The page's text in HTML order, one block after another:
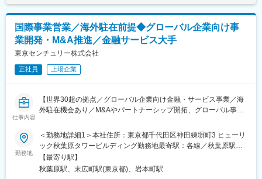
査業務にも従事することで、信用リスク管理の全体像を把握し、
審査部門の重要な意思決定に参画。
・企画・立案に関するスキルを活用し、審査部門以外のリスク管
理に関わる幅広い領域で、枠組みの高度化等に関する議論・取り
組みを主導。
‐プロジェクトファイナンス
‐レバレッジドファイナンス
‐ファンドファイナンス
‐不動産ノンリコ―スファイナンス
‐アセットファイナンス（証券化、債権流動化）
・世界各地の拠点と連携したグローバルな与信運営
※米国金融市場のダイナミズムを肌で感じていただくことが出来る
■配属予定の部/グループ：米州審査部
※2025年2月末現在で108名。様々なバックグラウンドを持つ人材
え、現地採用職員は外銀や格付機関出身のスペシャリストも多く
在籍しており、レベルの高い環境で業務にあたっていただけま
す）
■想定されるキャリアパス：
国際事業営業／海外駐在前提◆グローバル企業向け事
業開発・M&A推進／金融サービス大手
東京センチュリー株式会社
正社員 上場企業
仕事内容
【世界30超の拠点／グローバル企業向け金融・サービス事業／海
外駐在機会あり／M&Aやパートナーシップ開拓、グローバル事業
■業務概要
当社は業界トップクラスの総合ファイナンスサービス企業とし
て、アジア太平洋地域を中心に日系・非日系企業に対する営業活
動やグローバル事業の開発、パートナーシップの組成、M&Aを担
勤務地
＜勤務地詳細1＞本社住所：東京都千代田区神田練塀町3 ヒューリ
ック秋葉原タワービルディング勤務地最寄駅：各線／秋葉原駅受
動喫煙対策：屋内全面禁煙＜勤務地詳細2＞海外拠点いずれか住
所：海外 アメリカ合衆国 受動喫煙対策：屋内全面禁煙変更の範
【最寄り駅】
秋葉原駅、末広町駅(東京都)、岩本町駅